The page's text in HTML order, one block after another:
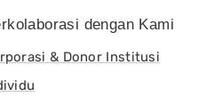
dengan Kami
& Donor Institusi